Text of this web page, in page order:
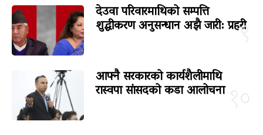
९
देउवा परिवारमाथिको सम्पत्ति
शुद्धीकरण अनुसन्धान अझै जारी: प्रहरी
आफ्नै सरकारको कार्यशैलीमाथि
रास्वपा सांसदको कडा आलोचना